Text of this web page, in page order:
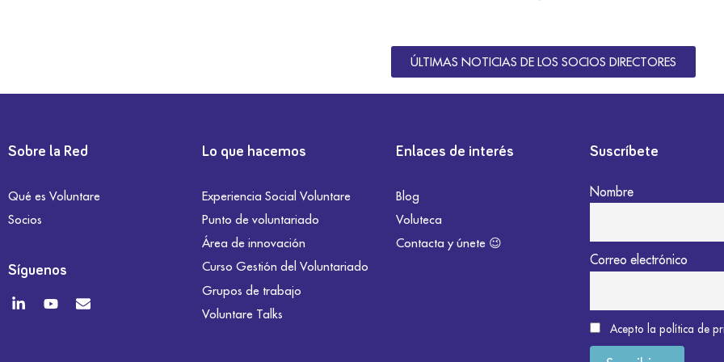
ÚLTIMAS NOTICIAS DE LOS SOCIOS DIRECTORES
Sobre la Red
Qué es Voluntare
Socios
Síguenos
Lo que hacemos
Experiencia Social Voluntare
Punto de voluntariado
Área de innovación
Curso Gestión del Voluntariado
Grupos de trabajo
Voluntare Talks
Enlaces de interés
Blog
Voluteca
Contacta y únete 😉
Suscríbete
Nombre
Correo electrónico
Acepto la política de